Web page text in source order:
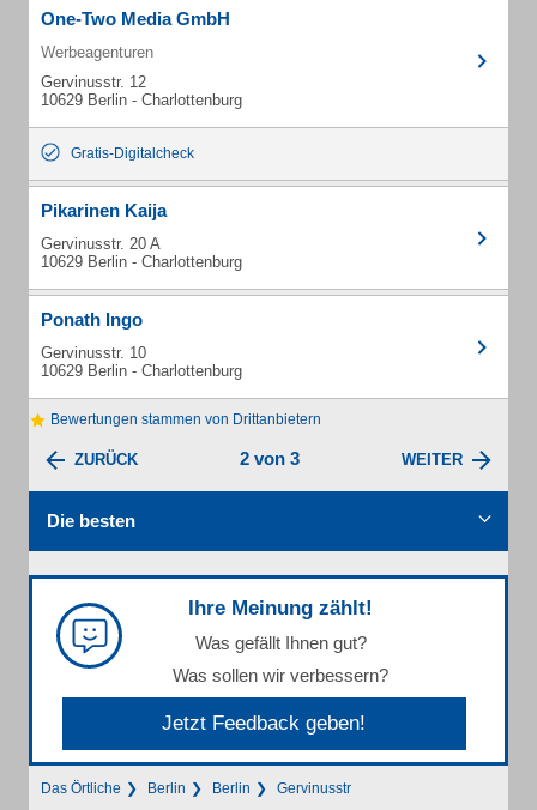
One-Two Media GmbH
Werbeagenturen
Gervinusstr. 12
10629 Berlin - Charlottenburg
Gratis-Digitalcheck
Pikarinen Kaija
Gervinusstr. 20 A
10629 Berlin - Charlottenburg
Ponath Ingo
Gervinusstr. 10
10629 Berlin - Charlottenburg
Bewertungen stammen von Drittanbietern
ZURÜCK 2 von 3 WEITER
Die besten
Ihre Meinung zählt!
Was gefällt Ihnen gut?
Was sollen wir verbessern?
Jetzt Feedback geben!
Das Örtliche Berlin Berlin Gervinusstr